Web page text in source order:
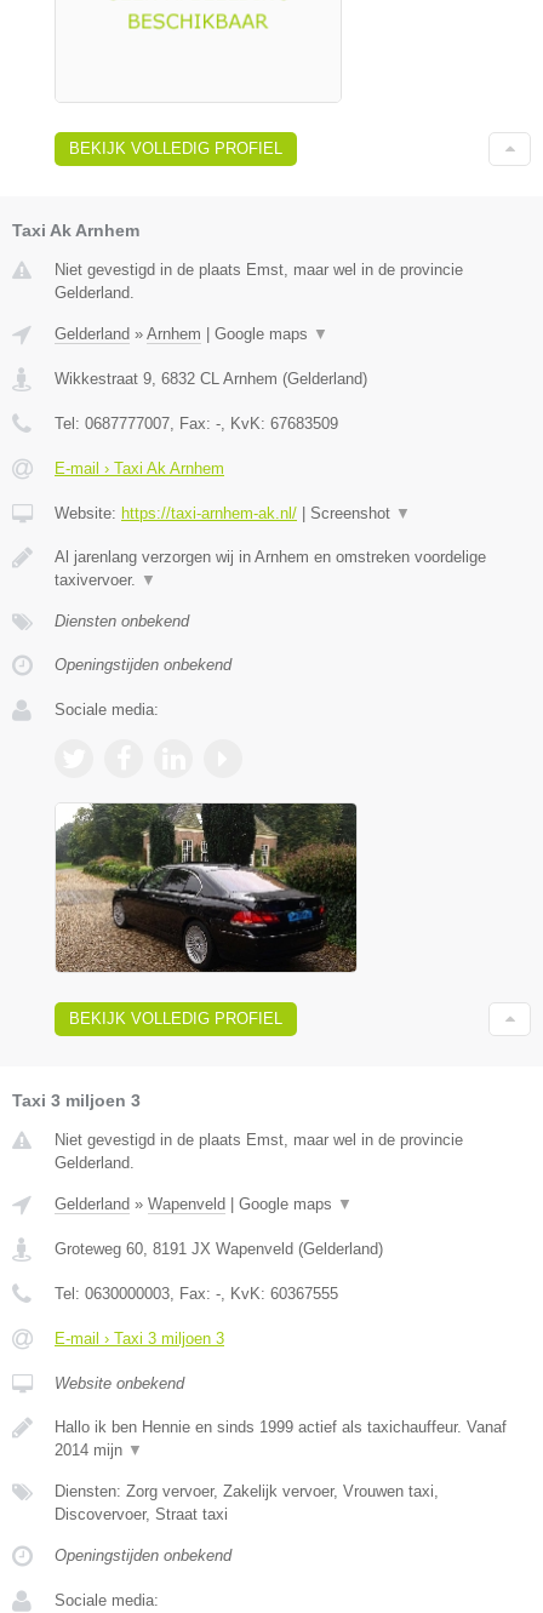
BEKIJK VOLLEDIG PROFIEL
Taxi Ak Arnhem
Niet gevestigd in de plaats Emst, maar wel in de provincie
Gelderland.
Gelderland » Arnhem | Google maps ▼
Wikkestraat 9 6832 CL Arnhem (Gelderland)
Tel: 0687777007 , Fax: - , KvK: 67683509
E-mail › Taxi Ak Arnhem
Website: https://taxi-arnhem-ak.nl/ | Screenshot ▼
Al jarenlang verzorgen wij in Arnhem en omstreken voordelige
taxivervoer.
▼
Diensten onbekend
Openingstijden onbekend
Sociale media:
BEKIJK VOLLEDIG PROFIEL
Taxi 3 miljoen 3
Niet gevestigd in de plaats Emst, maar wel in de provincie
Gelderland.
Gelderland » Wapenveld | Google maps ▼
Groteweg 60 8191 JX Wapenveld (Gelderland)
Tel: 0630000003 , Fax: - , KvK: 60367555
E-mail › Taxi 3 miljoen 3
Website onbekend
Hallo ik ben Hennie en sinds 1999 actief als taxichauffeur. Vanaf
2014 mijn ▼
Diensten: Zorg vervoer, Zakelijk vervoer, Vrouwen taxi,
Discovervoer, Straat taxi
Openingstijden onbekend
Sociale media: